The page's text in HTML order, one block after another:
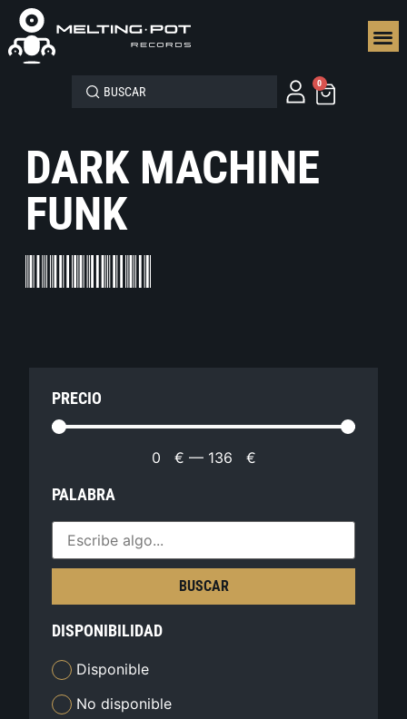
0
DARK MACHINE
FUNK
PRECIO
0 € — 136 €
PALABRA
BUSCAR
DISPONIBILIDAD
Disponible
No disponible